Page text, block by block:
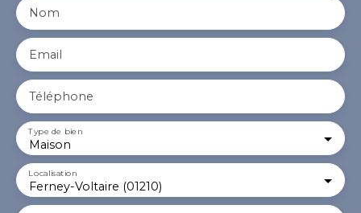
Nom
Email
Téléphone
Maison
Type de bien
Ferney-Voltaire (01210)
Localisation